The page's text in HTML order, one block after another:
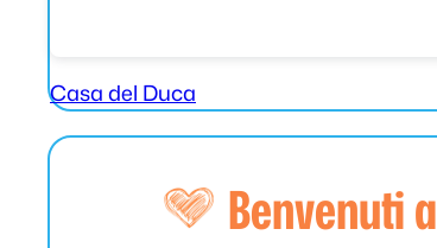
Casa del Duca
Benvenuti a